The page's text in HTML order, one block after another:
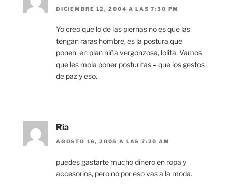
DICIEMBRE 12, 2004 A LAS 7:30 PM
Yo creo que lo de las piernas no es que las
tengan raras hombre, es la postura que
ponen, en plan niña vergonzosa, lolita. Vamos
que les mola poner posturitas = que los gestos
de paz y eso.
Ria
AGOSTO 16, 2005 A LAS 7:20 AM
puedes gastarte mucho dinero en ropa y
accesorios, pero no por eso vas a la moda.